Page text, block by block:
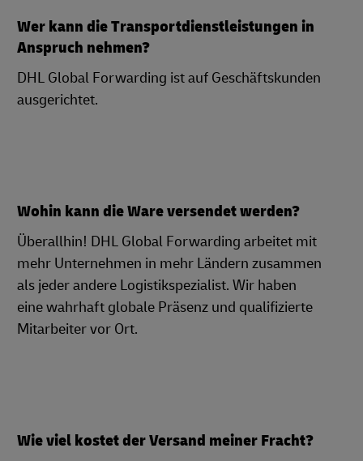
Wer kann die Transportdienstleistungen in
Anspruch nehmen?
DHL Global Forwarding ist auf Geschäftskunden
ausgerichtet.
Wohin kann die Ware versendet werden?
Überallhin! DHL Global Forwarding arbeitet mit
mehr Unternehmen in mehr Ländern zusammen
als jeder andere Logistikspezialist. Wir haben
eine wahrhaft globale Präsenz und qualifizierte
Mitarbeiter vor Ort.
Wie viel kostet der Versand meiner Fracht?